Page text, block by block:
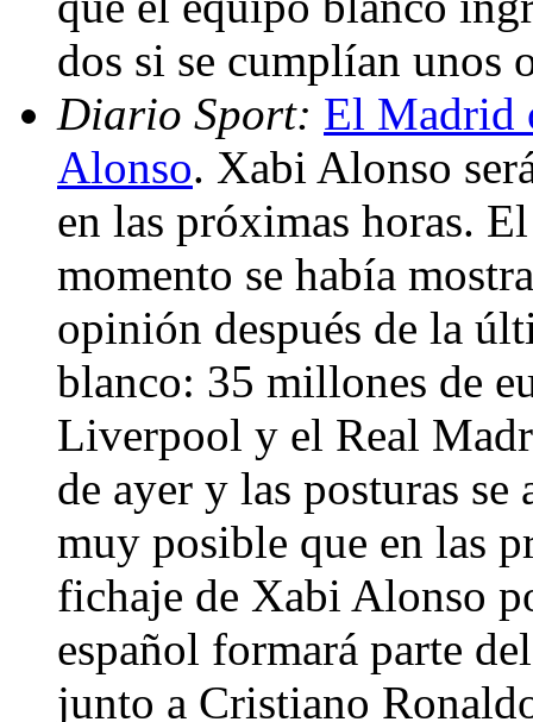
dos si se cumplían
Diario Sport: El Madrid
Alonso. Xabi Alonso
en las próximas horas.
momento se había
opinión después de la
blanco: 35 millones de
Liverpool y el Real
de ayer y las posturas se
muy posible que en las
fichaje de Xabi Alonso
español formará parte
junto a Cristiano